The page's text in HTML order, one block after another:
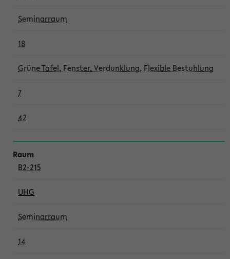
Seminarraum
18
Grüne Tafel, Fenster, Verdunklung, Flexible Bestuhlung
7
42
B2-215
UHG
Seminarraum
14